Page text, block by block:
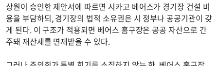
상원이 승인한 제안서에 따르면 시카고 베어스가 경기장 건설 비
용을 부담하되, 경기장의 법적 소유권은 시 정부나 공공기관이 갖
게 된다. 이 구조가 적용되면 베어스 홈구장은 공공 자산으로 간
주돼 재산세를 면제받을 수 있다.